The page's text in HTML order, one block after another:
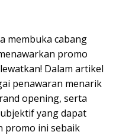
membuka cabang
promo
Dalam artikel
penawaran menarik
opening, serta
yang dapat
promo ini sebaik